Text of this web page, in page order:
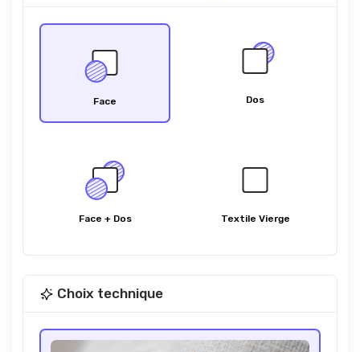
Face Dos
Face + Dos Textile Vierge
Choix technique